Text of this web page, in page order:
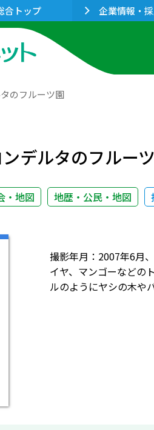
合トップ 企業情報・
のフルーツ園
ンデルタのフルー
・地図 地歴・公民・地図
撮影年月：2007年6月
イヤ、マンゴーなどの
ルのようにヤシの木や